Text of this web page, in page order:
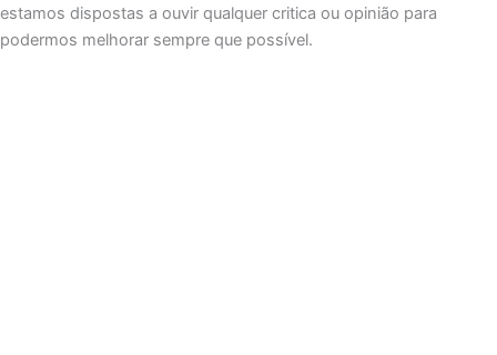
estamos dispostas a ouvir qualquer critica ou opinião para
podermos melhorar sempre que possível.